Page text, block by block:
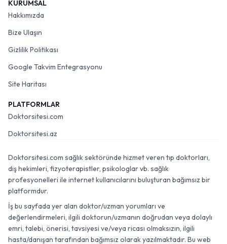
KURUMSAL
Hakkımızda
Bize Ulaşın
Gizlilik Politikası
Google Takvim Entegrasyonu
Site Haritası
PLATFORMLAR
Doktorsitesi.com
Doktorsitesi.az
Doktorsitesi.com sağlık sektöründe hizmet veren tıp doktorları,
diş hekimleri, fizyoterapistler, psikologlar vb. sağlık
profesyonelleri ile internet kullanıcılarını buluşturan bağımsız bir
platformdur.
İş bu sayfada yer alan doktor/uzman yorumları ve
değerlendirmeleri, ilgili doktorun/uzmanın doğrudan veya dolaylı
emri, talebi, önerisi, tavsiyesi ve/veya ricası olmaksızın, ilgili
hasta/danışan tarafından bağımsız olarak yazılmaktadır. Bu web